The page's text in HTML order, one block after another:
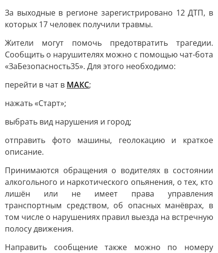
За выходные в регионе зарегистрировано 12 ДТП, в
которых 17 человек получили травмы.
Жители могут помочь предотвратить трагедии.
Сообщить о нарушителях можно с помощью чат-бота
«ЗаБезопасность35». Для этого необходимо:
перейти в чат в МАКС;
нажать «Старт»;
выбрать вид нарушения и город;
отправить фото машины, геолокацию и краткое
описание.
Принимаются обращения о водителях в состоянии
алкогольного и наркотического опьянения, о тех, кто
лишён или не имеет права управления
транспортным средством, об опасных манёврах, в
том числе о нарушениях правил выезда на встречную
полосу движения.
Направить сообщение также можно по номеру